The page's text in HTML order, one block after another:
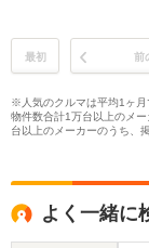
最初 前
※人気のクルマは平均1ヶ月
物件数合計1万台以上のメ
台以上のメーカーのうち、
よく一緒に